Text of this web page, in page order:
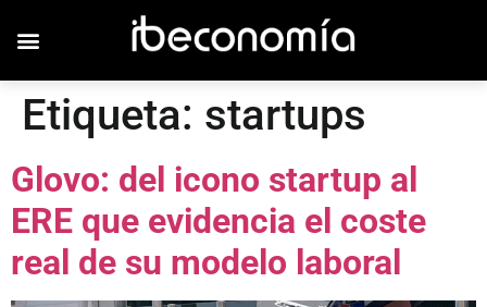
Etiqueta: startups
Glovo: del icono startup al
ERE que evidencia el coste
real de su modelo laboral